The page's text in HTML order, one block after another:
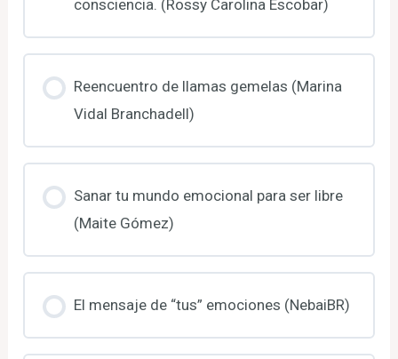
consciencia. (Rossy Carolina Escobar)
Reencuentro de llamas gemelas (Marina
Vidal Branchadell)
Sanar tu mundo emocional para ser libre
(Maite Gómez)
El mensaje de “tus” emociones (NebaiBR)